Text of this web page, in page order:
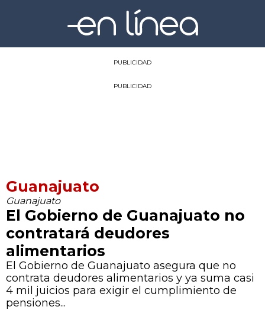
PUBLICIDAD
PUBLICIDAD
Guanajuato
Guanajuato
El Gobierno de Guanajuato no
contratará deudores
alimentarios
El Gobierno de Guanajuato asegura que no
contrata deudores alimentarios y ya suma casi
4 mil juicios para exigir el cumplimiento de
pensiones...